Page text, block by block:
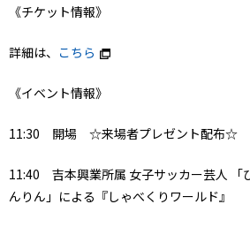
《チケット情報》
詳細は、 こちら
《イベント情報》
11:30 開場 ☆来場者プレゼント配布☆
11:40 吉本興業所属 女子サッカー芸人 「
んりん」による『しゃべくりワールド』